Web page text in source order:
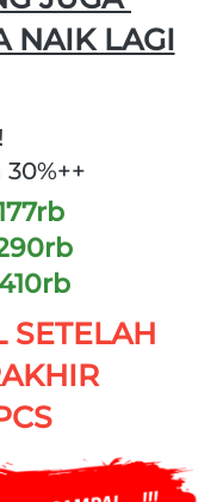
NAIK LAGI
SETELAH